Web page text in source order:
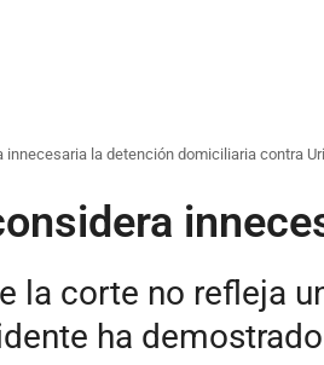
innecesaria la detención domiciliaria contra
la corte no refleja
ha